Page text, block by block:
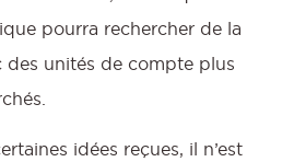
pourra rechercher de la
des unités de compte plus
idées reçues, il n’est